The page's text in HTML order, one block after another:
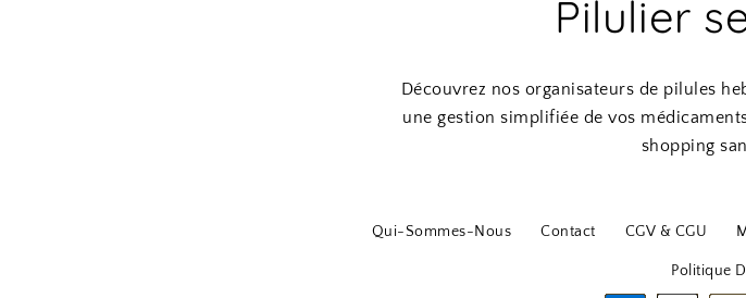
Pilulier
Découvrez nos organisateurs de pilules
une gestion simplifiée de vos
shopping
Qui-Sommes-Nous Contact CGV & CGU
Politique